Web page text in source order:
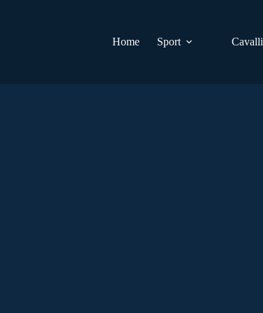
Home
Sport Cavalli